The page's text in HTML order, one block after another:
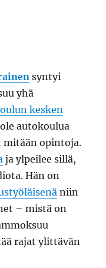
syntyi
yhä
kesken
autokoulua
opintoja.
ja ylpeilee sillä,
Hän on
niin
– mistä on
rajat ylittävän